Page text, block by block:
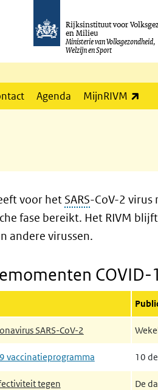
Rijksinstituut voor
en Milieu
Ministerie van Volksgezondheid,
Welzijn en Sport
Agenda MijnRIVM
voor het SARS-CoV-2
fase bereikt. Het RIVM
andere virussen.
COVID-
SARS-CoV-2
vaccinatieprogramma 10
tegen
De